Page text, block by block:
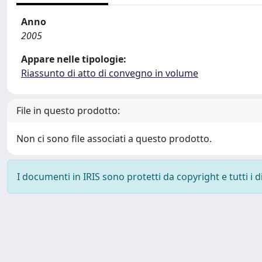
Anno
2005
Appare nelle tipologie:
Riassunto di atto di convegno in volume
File in questo prodotto:
Non ci sono file associati a questo prodotto.
I documenti in IRIS sono protetti da copyright e tutti i